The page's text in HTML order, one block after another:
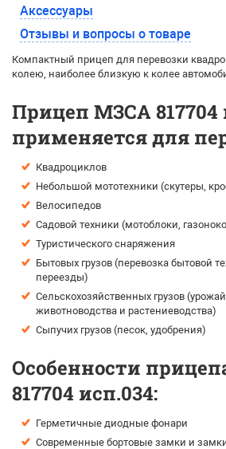
Аксессуары
Отзывы и вопросы о товаре
Компактный прицеп для перевозки
колею, наиболее близкую к колее
Прицеп МЗСА 817704
применяется для
Квадроциклов
Небольшой мототехники (скутеры,
Велосипедов
Садовой техники (мотоблоки,
Туристического снаряжения
Бытовых грузов (перевозка бытовой
переезды)
Сельскохозяйственных грузов
животноводства и растениеводства)
Сыпучих грузов (песок, удобрения)
Особенности
817704 исп.034:
Герметичные диодные фонари
Современные бортовые замки и